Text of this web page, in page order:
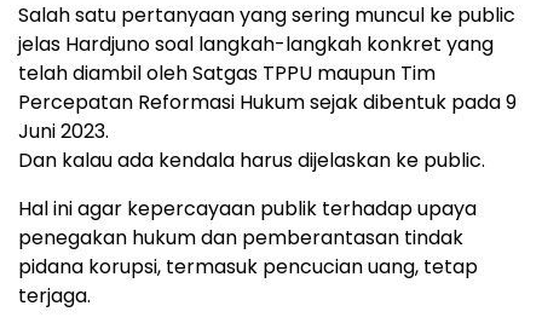
Salah satu pertanyaan yang sering muncul ke public
jelas Hardjuno soal langkah-langkah konkret yang
telah diambil oleh Satgas TPPU maupun Tim
Percepatan Reformasi Hukum sejak dibentuk pada 9
Juni 2023.
Dan kalau ada kendala harus dijelaskan ke public.
Hal ini agar kepercayaan publik terhadap upaya
penegakan hukum dan pemberantasan tindak
pidana korupsi, termasuk pencucian uang, tetap
terjaga.